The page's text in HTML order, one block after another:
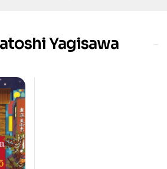
Yagisawa